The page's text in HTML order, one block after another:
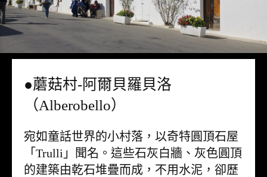
●蘑菇村-阿爾貝羅貝洛
（Alberobello）
宛如童話世界的小村落，以奇特圓頂石屋
「Trulli」聞名。這些石灰白牆、灰色圓頂
的建築由乾石堆疊而成，不用水泥，卻歷